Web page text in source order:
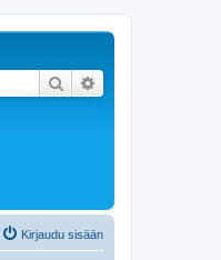
Etsi
Kirjaudu sisään